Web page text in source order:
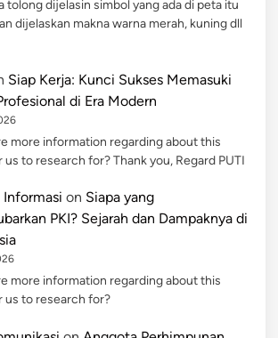
tolong dijelasin simbol yang ada di peta itu
dijelaskan makna warna merah, kuning dll
Siap Kerja: Kunci Sukses Memasuki
di Era Modern
more information regarding about this
to research for? Thank you, Regard PUTI
on Siapa yang
PKI? Sejarah dan Dampaknya di
more information regarding about this
us to research for?